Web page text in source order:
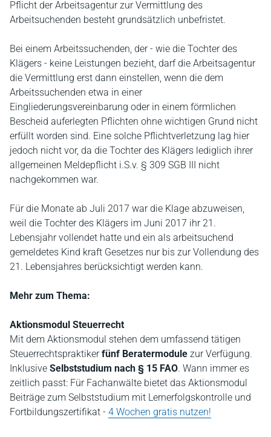
Pflicht der Arbeitsagentur zur Vermittlung des
Arbeitsuchenden besteht grundsätzlich unbefristet.
Bei einem Arbeitssuchenden, der - wie die Tochter des
Klägers - keine Leistungen bezieht, darf die Arbeitsagentur
die Vermittlung erst dann einstellen, wenn die dem
Arbeitssuchenden etwa in einer
Eingliederungsvereinbarung oder in einem förmlichen
Bescheid auferlegten Pflichten ohne wichtigen Grund nicht
erfüllt worden sind. Eine solche Pflichtverletzung lag hier
jedoch nicht vor, da die Tochter des Klägers lediglich ihrer
allgemeinen Meldepflicht i.S.v. § 309 SGB III nicht
nachgekommen war.
Für die Monate ab Juli 2017 war die Klage abzuweisen,
weil die Tochter des Klägers im Juni 2017 ihr 21.
Lebensjahr vollendet hatte und ein als arbeitsuchend
gemeldetes Kind kraft Gesetzes nur bis zur Vollendung des
21. Lebensjahres berücksichtigt werden kann.
Mehr zum Thema:
Aktionsmodul Steuerrecht
Mit dem Aktionsmodul stehen dem umfassend tätigen
Steuerrechtspraktikerfünf Beratermodule zur Verfügung.
Inklusive Selbststudium nach § 15 FAO. Wann immer es
zeitlich passt: Für Fachanwälte bietet das Aktionsmodul
Beiträge zum Selbststudium mit Lernerfolgskontrolle und
Fortbildungszertifikat - 4 Wochen gratis nutzen!